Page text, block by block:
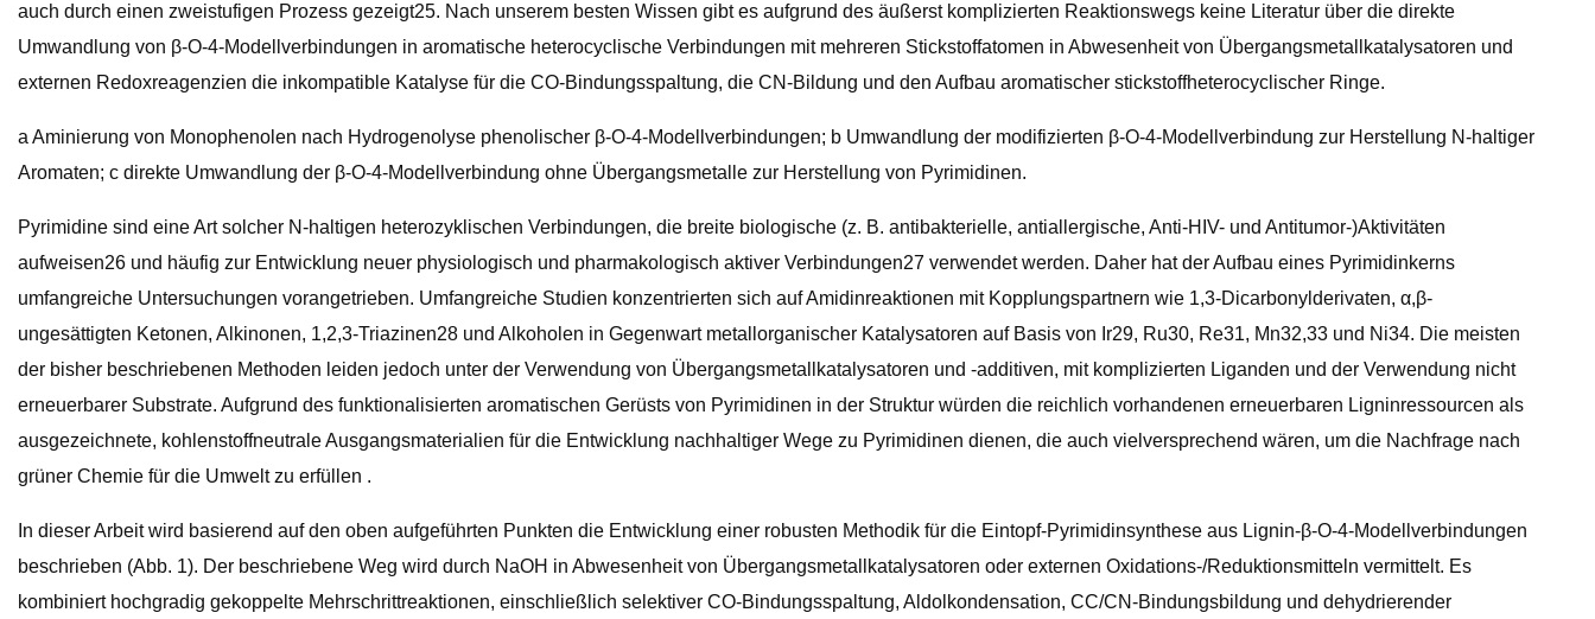
auch durch einen zweistufigen Prozess gezeigt25. Nach unserem besten Wissen gibt es aufgrund des äußerst komplizierten Reaktionswegs keine Literatur über die direkte
Umwandlung von β-O-4-Modellverbindungen in aromatische heterocyclische Verbindungen mit mehreren Stickstoffatomen in Abwesenheit von Übergangsmetallkatalysatoren und
externen Redoxreagenzien die inkompatible Katalyse für die CO-Bindungsspaltung, die CN-Bildung und den Aufbau aromatischer stickstoffheterocyclischer Ringe.
a Aminierung von Monophenolen nach Hydrogenolyse phenolischer β-O-4-Modellverbindungen; b Umwandlung der modifizierten β-O-4-Modellverbindung zur Herstellung N-haltiger
Aromaten; c direkte Umwandlung der β-O-4-Modellverbindung ohne Übergangsmetalle zur Herstellung von Pyrimidinen.
Pyrimidine sind eine Art solcher N-haltigen heterozyklischen Verbindungen, die breite biologische (z. B. antibakterielle, antiallergische, Anti-HIV- und Antitumor-)Aktivitäten
aufweisen26 und häufig zur Entwicklung neuer physiologisch und pharmakologisch aktiver Verbindungen27 verwendet werden. Daher hat der Aufbau eines Pyrimidinkerns
umfangreiche Untersuchungen vorangetrieben. Umfangreiche Studien konzentrierten sich auf Amidinreaktionen mit Kopplungspartnern wie 1,3-Dicarbonylderivaten, α,β-
ungesättigten Ketonen, Alkinonen, 1,2,3-Triazinen28 und Alkoholen in Gegenwart metallorganischer Katalysatoren auf Basis von Ir29, Ru30, Re31, Mn32,33 und Ni34. Die meisten
der bisher beschriebenen Methoden leiden jedoch unter der Verwendung von Übergangsmetallkatalysatoren und -additiven, mit komplizierten Liganden und der Verwendung nicht
erneuerbarer Substrate. Aufgrund des funktionalisierten aromatischen Gerüsts von Pyrimidinen in der Struktur würden die reichlich vorhandenen erneuerbaren Ligninressourcen als
ausgezeichnete, kohlenstoffneutrale Ausgangsmaterialien für die Entwicklung nachhaltiger Wege zu Pyrimidinen dienen, die auch vielversprechend wären, um die Nachfrage nach
grüner Chemie für die Umwelt zu erfüllen .
In dieser Arbeit wird basierend auf den oben aufgeführten Punkten die Entwicklung einer robusten Methodik für die Eintopf-Pyrimidinsynthese aus Lignin-β-O-4-Modellverbindungen
beschrieben (Abb. 1). Der beschriebene Weg wird durch NaOH in Abwesenheit von Übergangsmetallkatalysatoren oder externen Oxidations-/Reduktionsmitteln vermittelt. Es
kombiniert hochgradig gekoppelte Mehrschrittreaktionen, einschließlich selektiver CO-Bindungsspaltung, Aldolkondensation, CC/CN-Bindungsbildung und dehydrierender